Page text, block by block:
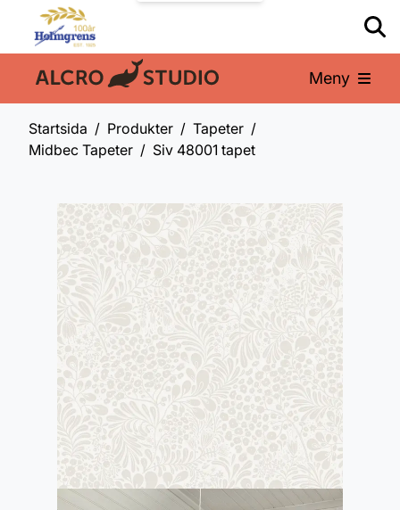
En del av: Meny
Startsida Produkter
Tapeter
Midbec Tapeter
Siv 48001 tapet